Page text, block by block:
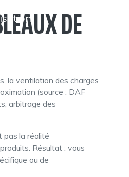
DE
la ventilation des charges
(source : DAF
arbitrage des
pas la réalité
Résultat : vous
ou de